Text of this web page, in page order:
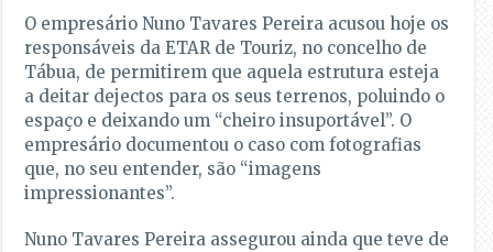
O empresário Nuno Tavares Pereira acusou hoje os
responsáveis da ETAR de Touriz, no concelho de
Tábua, de permitirem que aquela estrutura esteja
a deitar dejectos para os seus terrenos, poluindo o
espaço e deixando um “cheiro insuportável”. O
empresário documentou o caso com fotografias
que, no seu entender, são “imagens
impressionantes”.
Nuno Tavares Pereira assegurou ainda que teve de